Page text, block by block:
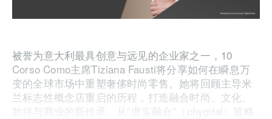
被誉为意大利最具创意与远见的企业家之一， 10
Corso Como主席Tiziana Fausti将分享如何在瞬息万
变的全球市场中重塑奢侈时尚零售。她将回顾主导米
兰标志性概念店重启的历程，打造融合时尚、文化、
款待与商业的新传承。从 “ 虚实融合 ”（phygital ）策略